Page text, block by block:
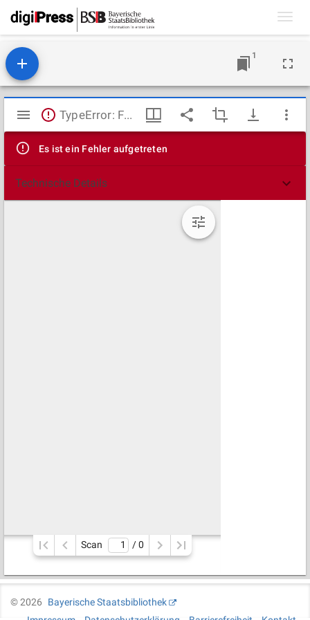
1
Mirador
Viewer
TypeError: Failed to fetch
Es ist ein Fehler aufgetreten
Technische Details
Scan / 0
©2026
Bayerische Staatsbibliothek